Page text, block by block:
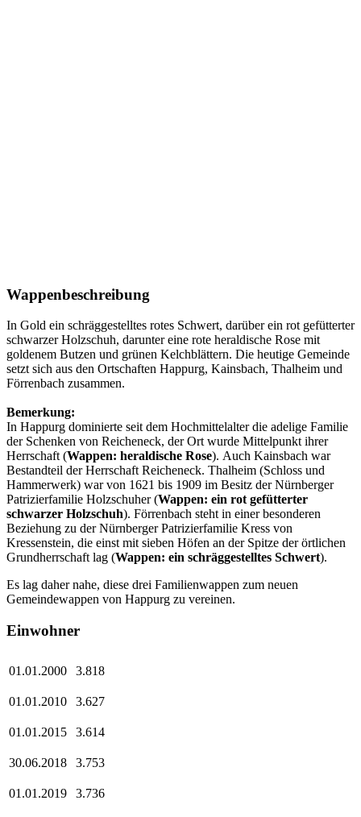
Wappenbeschreibung
In Gold ein schräggestelltes rotes Schwert, darüber ein rot gefütterter
schwarzer Holzschuh, darunter eine rote heraldische Rose mit
goldenem Butzen und grünen Kelchblättern. Die heutige Gemeinde
setzt sich aus den Ortschaften Happurg, Kainsbach, Thalheim und
Förrenbach zusammen.
Bemerkung:
In Happurg dominierte seit dem Hochmittelalter die adelige Familie
der Schenken von Reicheneck, der Ort wurde Mittelpunkt ihrer
Herrschaft (Wappen: heraldische Rose). Auch Kainsbach war
Bestandteil der Herrschaft Reicheneck. Thalheim (Schloss und
Hammerwerk) war von 1621 bis 1909 im Besitz der Nürnberger
Patrizierfamilie Holzschuher (Wappen: ein rot gefütterter
schwarzer Holzschuh). Förrenbach steht in einer besonderen
Beziehung zu der Nürnberger Patrizierfamilie Kress von
Kressenstein, die einst mit sieben Höfen an der Spitze der örtlichen
Grundherrschaft lag (Wappen: ein schräggestelltes Schwert).
Es lag daher nahe, diese drei Familienwappen zum neuen
Gemeindewappen von Happurg zu vereinen.
Einwohner
01.01.2000 3.818
01.01.2010 3.627
01.01.2015 3.614
30.06.2018 3.753
01.01.2019 3.736